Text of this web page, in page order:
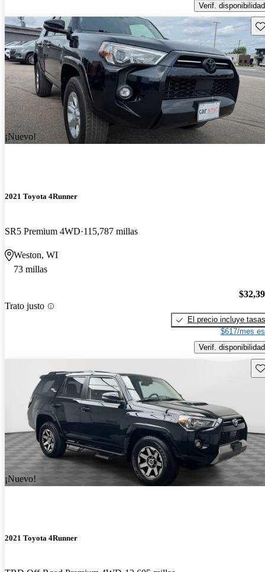
Verif. disponibilidad
¡Nuevo!
2021 Toyota 4Runner
SR5 Premium 4WD 115,787 millas
Weston, WI
73 millas
Trato justo
El precio incluye tasas
$617/mes
Verif. disponibilidad
¡Nuevo!
2021 Toyota 4Runner